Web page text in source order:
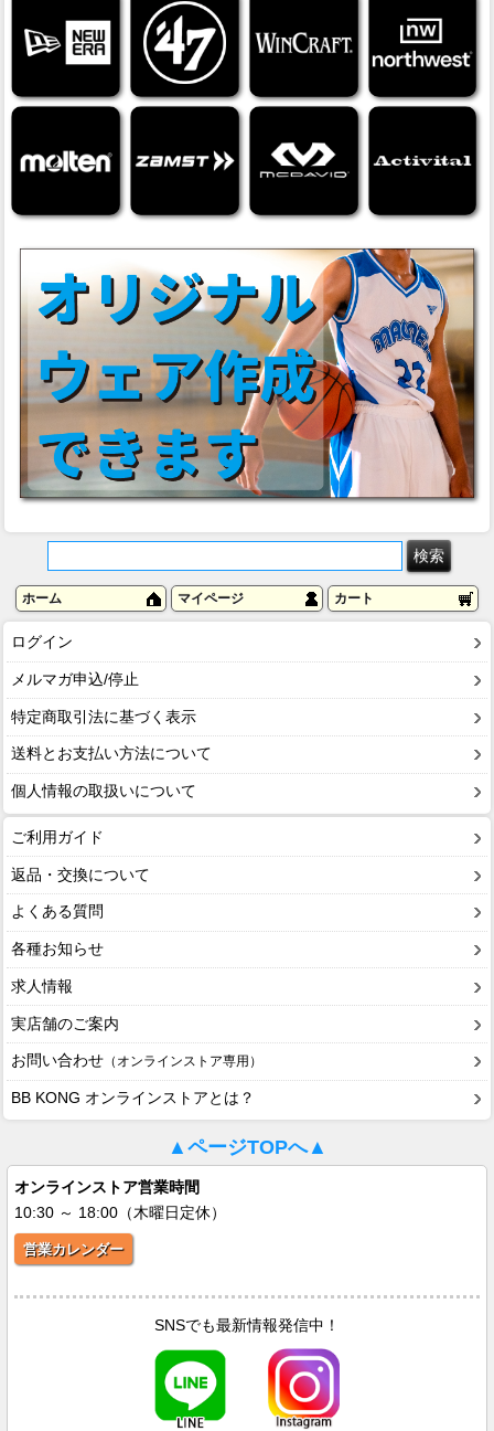
ホーム マイページ カート
ログイン
メルマガ申込/停止
特定商取引法に基づく表示
送料とお支払い方法について
個人情報の取扱いについて
ご利用ガイド
返品・交換について
よくある質問
各種お知らせ
求人情報
実店舗のご案内
お問い合わせ （オンラインストア専用）
BB KONG オンラインストアとは？
▲ページTOPへ▲
オンラインストア営業時間
10:30 ～ 18:00（木曜日定休）
営業カレンダー
SNSでも最新情報発信中！